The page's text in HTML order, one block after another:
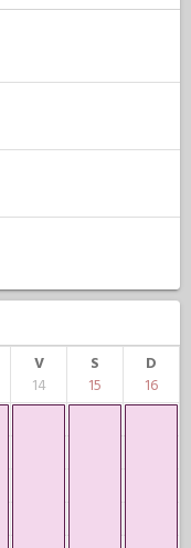
V
14
S
15
D
16